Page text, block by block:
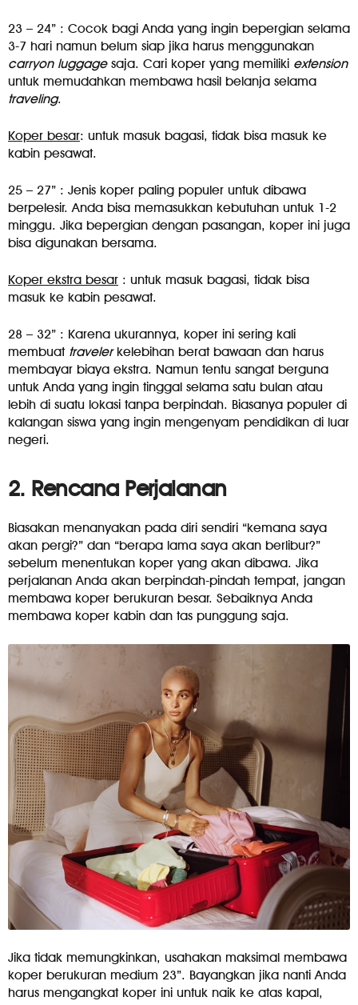
23 – 24” : Cocok bagi Anda yang ingin bepergian selama
3-7 hari namun belum siap jika harus menggunakan
carryon luggage saja. Cari koper yang memiliki extension
untuk memudahkan membawa hasil belanja selama
traveling.
Koper besar: untuk masuk bagasi, tidak bisa masuk ke
kabin pesawat.
25 – 27” : Jenis koper paling populer untuk dibawa
berpelesir. Anda bisa memasukkan kebutuhan untuk 1-2
minggu. Jika bepergian dengan pasangan, koper ini juga
bisa digunakan bersama.
Koper ekstra besar : untuk masuk bagasi, tidak bisa
masuk ke kabin pesawat.
28 – 32” : Karena ukurannya, koper ini sering kali
membuat travelerkelebihan berat bawaan dan harus
membayar biaya ekstra. Namun tentu sangat berguna
untuk Anda yang ingin tinggal selama satu bulan atau
lebih di suatu lokasi tanpa berpindah. Biasanya populer di
kalangan siswa yang ingin mengenyam pendidikan di luar
negeri.
2. Rencana Perjalanan
Biasakan menanyakan pada diri sendiri “kemana saya
akan pergi?” dan “berapa lama saya akan berlibur?”
sebelum menentukan koper yang akan dibawa. Jika
perjalanan Anda akan berpindah-pindah tempat, jangan
membawa koper berukuran besar. Sebaiknya Anda
membawa koper kabin dan tas punggung saja.
Jika tidak memungkinkan, usahakan maksimal membawa
koper berukuran medium 23”. Bayangkan jika nanti Anda
harus mengangkat koper ini untuk naik ke atas kapal,